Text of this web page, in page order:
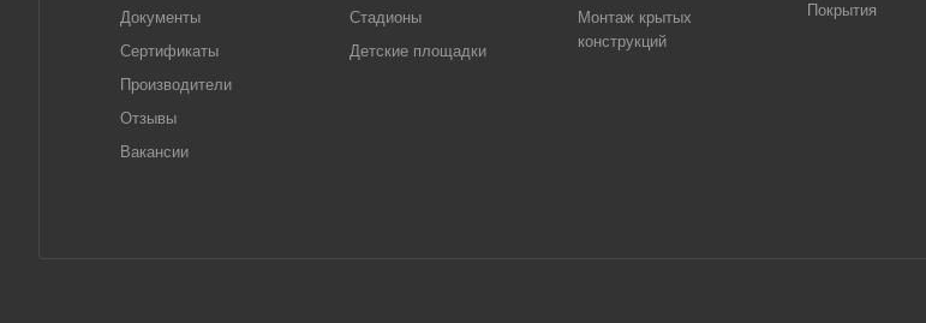
Документы
Сертификаты
Производители
Отзывы
Вакансии
Стадионы
Детские площадки
Монтаж крытых
конструкций
Покрытия